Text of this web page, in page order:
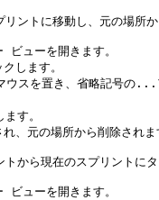
ントに移動し、元の場所か
ューを開きます。
します。
す。
、元の場所から削除されま
から現在のスプリントに
ューを開きます。